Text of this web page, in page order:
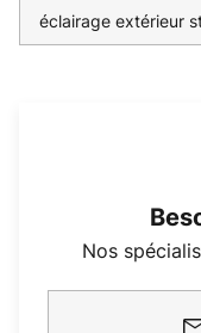
éclairage extérieur
Nos